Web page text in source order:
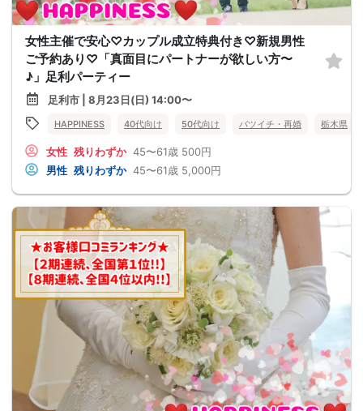
女性主催で安心♡カップル成立特典付き♡新規男性
ご予約あり♡「真面目にパートナーが欲しい方〜
♪」足利パーティー
足利市 | 8月23日(日) 14:00〜
HAPPINESS 40代向け 50代向け バツイチ・再婚 栃木県
女性 残りわずか 45〜61歳 500円
男性 残りわずか 45〜61歳 5,000円